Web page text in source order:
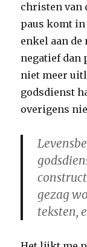
christen van
paus komt
enkel aan de
negatief dan
niet meer
godsdienst
overigens
gezag
teksten,